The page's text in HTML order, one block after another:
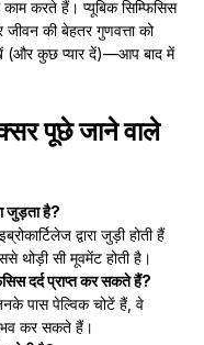
करते हैं। प्यूबिक सिम्फिसिस
की बेहतर गुणवत्ता को
(और कुछ प्यार दें)—आप बाद में
पूछे जाने वाले
जुड़ता है?
द्वारा जुड़ी होती हैं
थोड़ी सी मूवमेंट होती है।
दर्द प्राप्त कर सकते हैं?
पास पेल्विक चोटें हैं, वे
कर सकते हैं।